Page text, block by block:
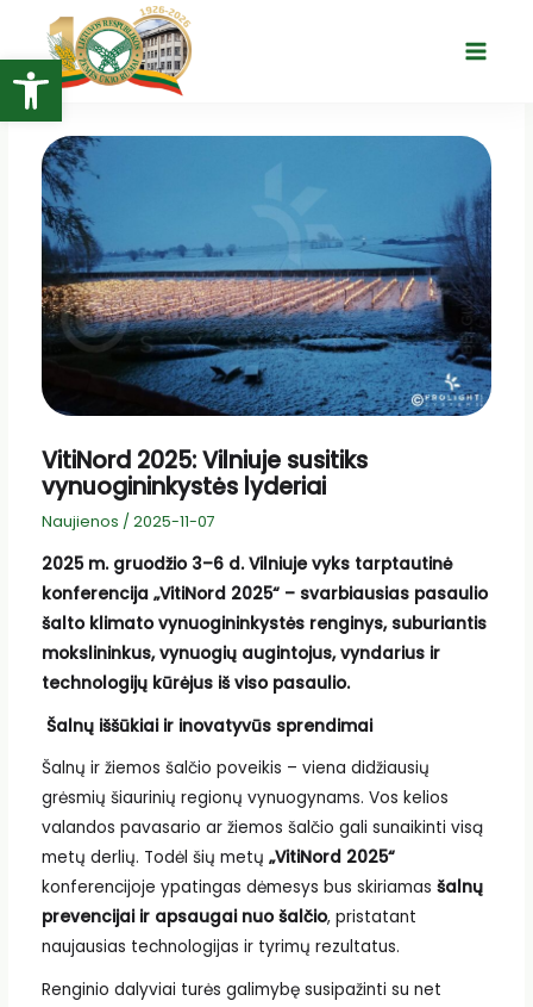
Open toolbar
turinio
Main
VitiNord 2025: Vilniuje susitiks
vynuogininkystės lyderiai
Naujienos / 2025-11-07
2025 m. gruodžio 3–6 d. Vilniuje vyks tarptautinė
konferencija „VitiNord 2025“ – svarbiausias pasaulio
šalto klimato vynuogininkystės renginys, suburiantis
mokslininkus, vynuogių augintojus, vyndarius ir
technologijų kūrėjus iš viso pasaulio.
Šalnų iššūkiai ir inovatyvūs sprendimai
Šalnų ir žiemos šalčio poveikis – viena didžiausių
grėsmių šiaurinių regionų vynuogynams. Vos kelios
valandos pavasario ar žiemos šalčio gali sunaikinti visą
metų derlių. Todėl šių metų „VitiNord 2025“
konferencijoje ypatingas dėmesys bus skiriamas šalnų
prevencijai ir apsaugai nuo šalčio, pristatant
naujausias technologijas ir tyrimų rezultatus.
Renginio dalyviai turės galimybę susipažinti su net